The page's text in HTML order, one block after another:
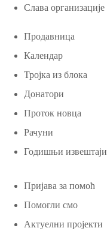
Слава организације
Продавница
Календар
Тројка из блока
Донатори
Проток новца
Рачуни
Годишњи извештаји
Пријава за помоћ
Помогли смо
Актуелни пројекти